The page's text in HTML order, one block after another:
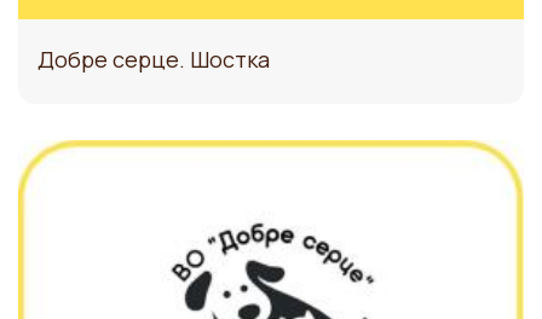
Добре серце. Шостка